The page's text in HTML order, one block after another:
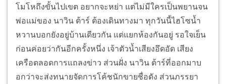
โมโหถึงขั้นไปเขต อยากจะหย่า แต่ไม่มีใครเป็นพยานจน
พ่อแม่ของ นาวิน ต้าร์ ต้องเดินทางมา ทุกวันนี้ไฮโซน้ำ
หวานบอกยังอยู่บ้านเดียวกัน แต่แยกห้องกันอยู่ รอใจเย็น
ก่อนค่อยว่ากันอีกครั้งหนึ่ง เจ้าตัวน้ำเสียงอึดอัด เสียง
เครือตลอดการแถลงข่าว ส่วนฝั่ง นาวิน ต้าร์ที่ออกมาบ
อกว่าจะส่งทนายจัดการโค้ชนักขายชื่อดัง ส่วนภรรยา